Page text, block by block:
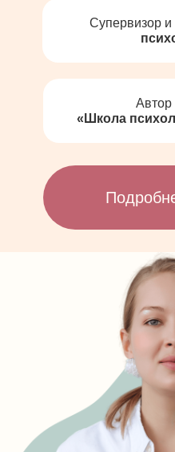
Супервизор и
Автор
«Школа